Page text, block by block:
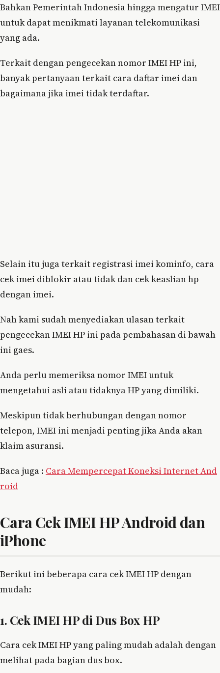
Bahkan Pemerintah Indonesia hingga mengatur IMEI
untuk dapat menikmati layanan telekomunikasi
yang ada.
Terkait dengan pengecekan nomor IMEI HP ini,
banyak pertanyaan terkait cara daftar imei dan
bagaimana jika imei tidak terdaftar.
Selain itu juga terkait registrasi imei kominfo, cara
cek imei diblokir atau tidak dan cek keaslian hp
dengan imei.
Nah kami sudah menyediakan ulasan terkait
pengecekan IMEI HP ini pada pembahasan di bawah
ini gaes.
Anda perlu memeriksa nomor IMEI untuk
mengetahui asli atau tidaknya HP yang dimiliki.
Meskipun tidak berhubungan dengan nomor
telepon, IMEI ini menjadi penting jika Anda akan
klaim asuransi.
Baca juga : Cara Mempercepat Koneksi Internet And
roid
Cara Cek IMEI HP Android dan
iPhone
Berikut ini beberapa cara cek IMEI HP dengan
mudah:
1. Cek IMEI HP di Dus Box HP
Cara cek IMEI HP yang paling mudah adalah dengan
melihat pada bagian dus box.